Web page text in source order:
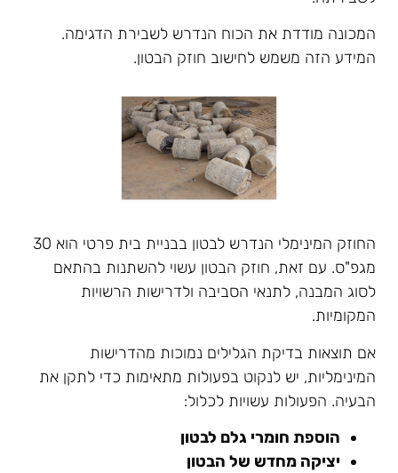
המכונה מודדת את הכוח הנדרש לשבירת הדגימה.
המידע הזה משמש לחישוב חוזק הבטון.
החוזק המינימלי הנדרש לבטון בבניית בית פרטי הוא 30
מגפ"ס. עם זאת, חוזק הבטון עשוי להשתנות בהתאם
לסוג המבנה, לתנאי הסביבה ולדרישות הרשויות
המקומיות.
אם תוצאות בדיקת הגלילים נמוכות מהדרישות
המינימליות, יש לנקוט בפעולות מתאימות כדי לתקן את
הבעיה. הפעולות עשויות לכלול:
הוספת חומרי גלם לבטון
יציקה מחדש של הבטון